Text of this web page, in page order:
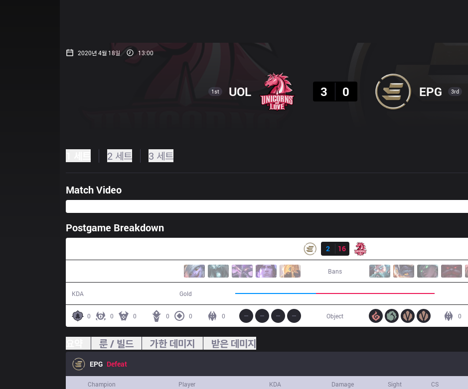
2020년 4월 18일 13:00
1st UOL
3
0 EPG 3rd
2 세트 3 세트
Match Video
Postgame Breakdown
2
16
Bans
KDA Gold
0 0 0 0 0 0 0
Object
룬 / 빌드 가한 데미지 받은 데미지
EPG Defeat
Champion Player KDA Damage Sight CS